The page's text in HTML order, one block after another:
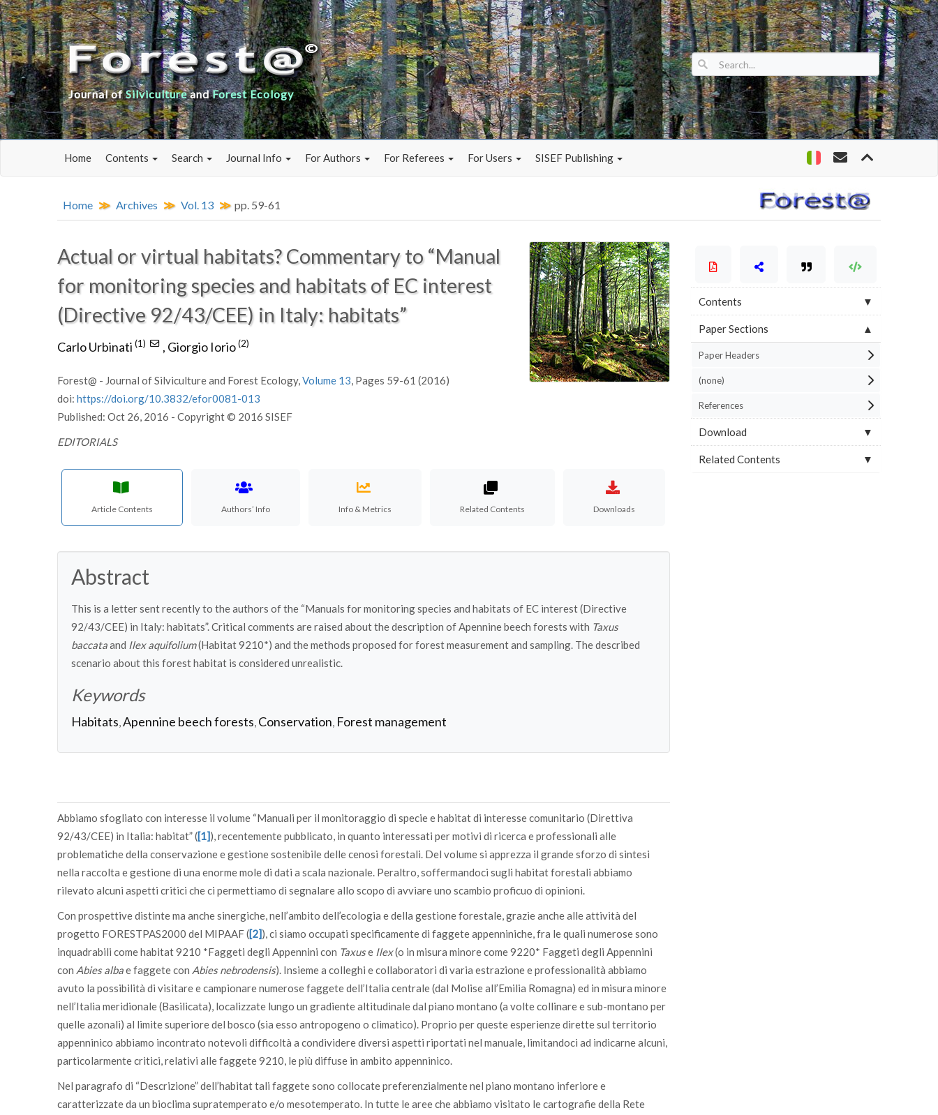
Journal ofSilvicultureandForest Ecology
Home Contents Search Journal Info For Authors For Referees For Users SISEF Publishing
Home Archives Vol. 13 pp. 59-61
Actual or virtual habitats? Commentary to “Manual
for monitoring species and habitats of EC interest
(Directive 92/43/CEE) in Italy: habitats”
Carlo Urbinati (1) , Giorgio Iorio(2)
Forest@ - Journal of Silviculture and Forest Ecology,Volume 13, Pages 59-61 (2016)
doi: https://doi.org/10.3832/efor0081-013
Published: Oct 26, 2016 - Copyright © 2016 SISEF
EDITORIALS
Article Contents Authors’ Info Info & Metrics Related Contents Downloads
Abstract
This is a letter sent recently to the authors of the “Manuals for monitoring species and habitats of EC interest (Directive
92/43/CEE) in Italy: habitats”. Critical comments are raised about the description of Apennine beech forests with Taxus
baccataand Ilex aquifolium(Habitat 9210*) and the methods proposed for forest measurement and sampling. The described
scenario about this forest habitat is considered unrealistic.
Keywords
Habitats,Apennine beech forests, Conservation, Forest management
Abbiamo sfogliato con interesse il volume “Manuali per il monitoraggio di specie e habitat di interesse comunitario (Direttiva
92/43/CEE) in Italia: habitat” ([1]), recentemente pubblicato, in quanto interessati per motivi di ricerca e professionali alle
problematiche della conservazione e gestione sostenibile delle cenosi forestali. Del volume si apprezza il grande sforzo di sintesi
nella raccolta e gestione di una enorme mole di dati a scala nazionale. Peraltro, soffermandoci sugli habitat forestali abbiamo
rilevato alcuni aspetti critici che ci permettiamo di segnalare allo scopo di avviare uno scambio proficuo di opinioni.
Con prospettive distinte ma anche sinergiche, nell’ambito dell’ecologia e della gestione forestale, grazie anche alle attività del
progetto FORESTPAS2000 del MIPAAF ([2]), ci siamo occupati specificamente di faggete appenniniche, fra le quali numerose sono
inquadrabili come habitat 9210 *Faggeti degli Appennini con Taxuse Ilex(o in misura minore come 9220* Faggeti degli Appennini
con Abies albae faggete con Abies nebrodensis). Insieme a colleghi e collaboratori di varia estrazione e professionalità abbiamo
avuto la possibilità di visitare e campionare numerose faggete dell’Italia centrale (dal Molise all’Emilia Romagna) ed in misura minore
nell’Italia meridionale (Basilicata), localizzate lungo un gradiente altitudinale dal piano montano (a volte collinare e sub-montano per
quelle azonali) al limite superiore del bosco (sia esso antropogeno o climatico). Proprio per queste esperienze dirette sul territorio
appenninico abbiamo incontrato notevoli difficoltà a condividere diversi aspetti riportati nel manuale, limitandoci ad indicarne alcuni,
particolarmente critici, relativi alle faggete 9210, le più diffuse in ambito appenninico.
Nel paragrafo di “Descrizione” dell’habitat tali faggete sono collocate preferenzialmente nel piano montano inferiore e
caratterizzate da un bioclima supratemperato e/o mesotemperato. In tutte le aree che abbiamo visitato le cartografie della Rete
Contents
Paper Sections
Paper Headers
(none)
References
Download
Related Contents